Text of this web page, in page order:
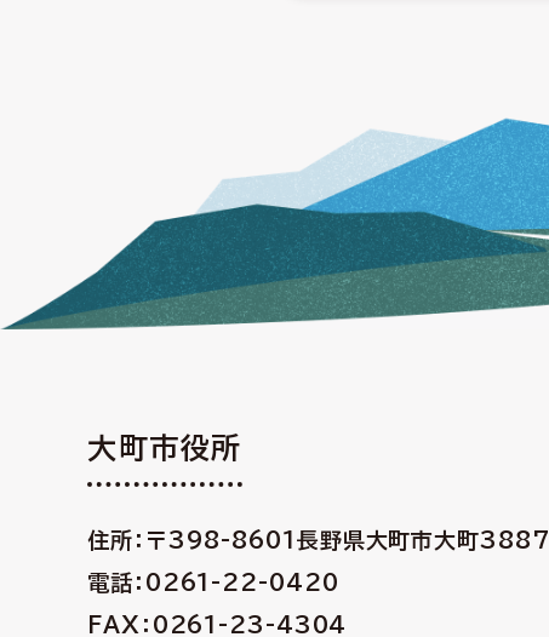
大町市役所
住所：〒398-8601 長野県大町市大町3887
電話：0261-22-0420
FAX：0261-23-4304